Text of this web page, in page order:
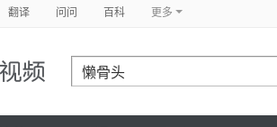
翻译 问问 百科 更多